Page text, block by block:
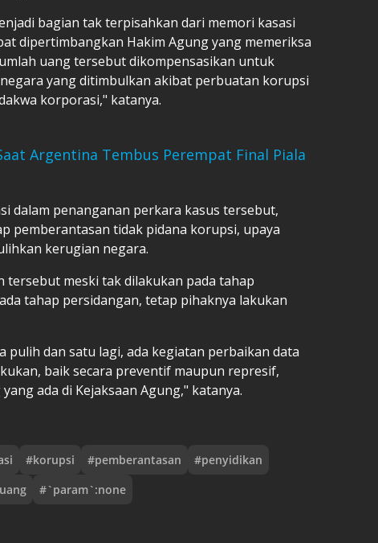
bagian tak terpisahkan dari memori kasasi
dipertimbangkan Hakim Agung yang memeriksa
uang tersebut dikompensasikan untuk
yang ditimbulkan akibat perbuatan korupsi
korporasi," katanya.
Argentina Tembus Perempat Final Piala
dalam penanganan perkara kasus tersebut,
pemberantasan tidak pidana korupsi, upaya
kerugian negara.
tersebut meski tak dilakukan pada tahap
tahap persidangan, tetap pihaknya lakukan
pulih dan satu lagi, ada kegiatan perbaikan data
baik secara preventif maupun represif,
ada di Kejaksaan Agung," katanya.
#korupsi #pemberantasan #penyidikan
uang #`param`:none